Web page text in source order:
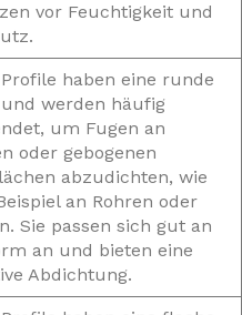
vor Feuchtigkeit und
Profile haben eine runde
werden häufig
um Fugen an
oder gebogenen
abzudichten, wie
an Rohren oder
Sie passen sich gut an
an und bieten eine
Abdichtung.